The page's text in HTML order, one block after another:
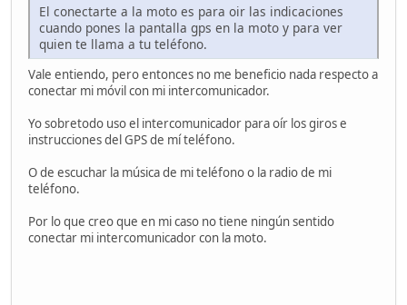
El conectarte a la moto es para oir las indicaciones
cuando pones la pantalla gps en la moto y para ver
quien te llama a tu teléfono.
Vale entiendo, pero entonces no me beneficio nada respecto a
conectar mi móvil con mi intercomunicador.
Yo sobretodo uso el intercomunicador para oír los giros e
instrucciones del GPS de mí teléfono.
O de escuchar la música de mi teléfono o la radio de mi
teléfono.
Por lo que creo que en mi caso no tiene ningún sentido
conectar mi intercomunicador con la moto.